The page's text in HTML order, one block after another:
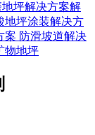
坪解决方案解
地坪涂装解决方
案 防滑坡道解决
物地坪